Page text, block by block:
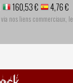
160,53 € 4,76 €
nos liens commerciaux, le